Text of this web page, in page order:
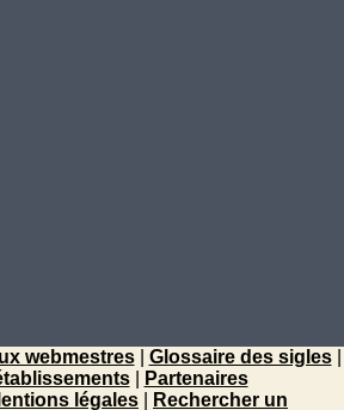
webmestres| Glossaire des sigles|
|
Partenaires
légales Rechercher un